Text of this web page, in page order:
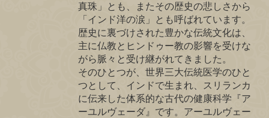
真珠」とも、またその歴史の悲しさから
「インド洋の涙」とも呼ばれています。
歴史に裏づけされた豊かな伝統文化は、
主に仏教とヒンドゥー教の影響を受けな
がら脈々と受け継がれてきました。
そのひとつが、世界三大伝統医学のひと
つとして、インドで生まれ、スリランカ
に伝来した体系的な古代の健康科学『ア
ーユルヴェーダ』です。アーユルヴェー